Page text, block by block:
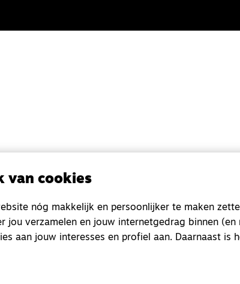
van cookies
nóg makkelijk en persoonlijker te maken
jou verzamelen en jouw internetgedrag binnen
aan jouw interesses en profiel aan. Daarnaast